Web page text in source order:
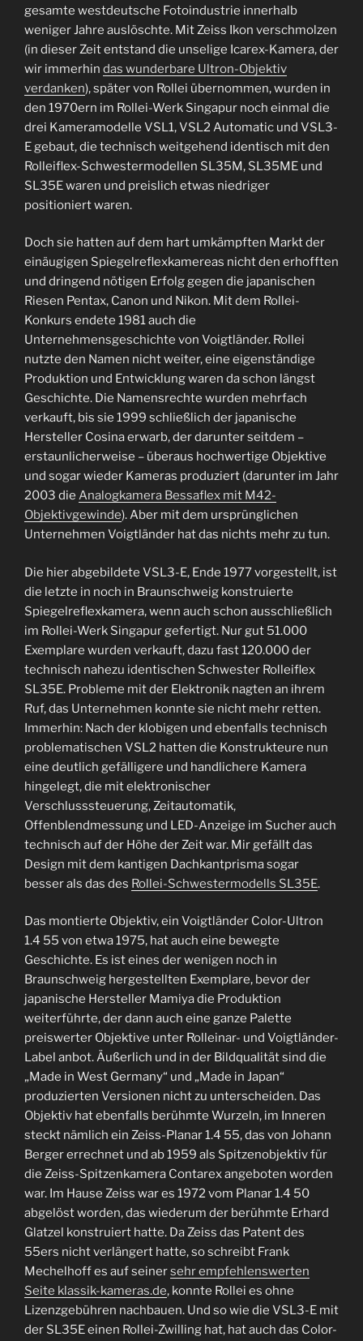
gesamte westdeutsche Fotoindustrie innerhalb
weniger Jahre auslöschte. Mit Zeiss Ikon verschmolzen
(in dieser Zeit entstand die unselige Icarex-Kamera, der
wir immerhin das wunderbare Ultron-Objektiv
verdanken), später von Rollei übernommen, wurden in
den 1970ern im Rollei-Werk Singapur noch einmal die
drei Kameramodelle VSL1, VSL2 Automatic und VSL3-
E gebaut, die technisch weitgehend identisch mit den
Rolleiflex-Schwestermodellen SL35M, SL35ME und
SL35E waren und preislich etwas niedriger
positioniert waren.
Doch sie hatten auf dem hart umkämpften Markt der
einäugigen Spiegelreflexkamereas nicht den erhofften
und dringend nötigen Erfolg gegen die japanischen
Riesen Pentax, Canon und Nikon. Mit dem Rollei-
Konkurs endete 1981 auch die
Unternehmensgeschichte von Voigtländer. Rollei
nutzte den Namen nicht weiter, eine eigenständige
Produktion und Entwicklung waren da schon längst
Geschichte. Die Namensrechte wurden mehrfach
verkauft, bis sie 1999 schließlich der japanische
Hersteller Cosina erwarb, der darunter seitdem –
erstaunlicherweise – überaus hochwertige Objektive
und sogar wieder Kameras produziert (darunter im Jahr
2003 die Analogkamera Bessaflex mit M42-
Objektivgewinde). Aber mit dem ursprünglichen
Unternehmen Voigtländer hat das nichts mehr zu tun.
Die hier abgebildete VSL3-E, Ende 1977 vorgestellt, ist
die letzte in noch in Braunschweig konstruierte
Spiegelreflexkamera, wenn auch schon ausschließlich
im Rollei-Werk Singapur gefertigt. Nur gut 51.000
Exemplare wurden verkauft, dazu fast 120.000 der
technisch nahezu identischen Schwester Rolleiflex
SL35E. Probleme mit der Elektronik nagten an ihrem
Ruf, das Unternehmen konnte sie nicht mehr retten.
Immerhin: Nach der klobigen und ebenfalls technisch
problematischen VSL2 hatten die Konstrukteure nun
eine deutlich gefälligere und handlichere Kamera
hingelegt, die mit elektronischer
Verschlusssteuerung, Zeitautomatik,
Offenblendmessung und LED-Anzeige im Sucher auch
technisch auf der Höhe der Zeit war. Mir gefällt das
Design mit dem kantigen Dachkantprisma sogar
besser als das des Rollei-Schwestermodells SL35E.
Das montierte Objektiv, ein Voigtländer Color-Ultron
1.4 55 von etwa 1975, hat auch eine bewegte
Geschichte. Es ist eines der wenigen noch in
Braunschweig hergestellten Exemplare, bevor der
japanische Hersteller Mamiya die Produktion
weiterführte, der dann auch eine ganze Palette
preiswerter Objektive unter Rolleinar- und Voigtländer-
Label anbot. Äußerlich und in der Bildqualität sind die
„Made in West Germany“ und „Made in Japan“
produzierten Versionen nicht zu unterscheiden. Das
Objektiv hat ebenfalls berühmte Wurzeln, im Inneren
steckt nämlich ein Zeiss-Planar 1.4 55, das von Johann
Berger errechnet und ab 1959 als Spitzenobjektiv für
die Zeiss-Spitzenkamera Contarex angeboten worden
war. Im Hause Zeiss war es 1972 vom Planar 1.4 50
abgelöst worden, das wiederum der berühmte Erhard
Glatzel konstruiert hatte. Da Zeiss das Patent des
55ers nicht verlängert hatte, so schreibt Frank
Mechelhoff es auf seinersehr empfehlenswerten
Seite klassik-kameras.de, konnte Rollei es ohne
Lizenzgebühren nachbauen. Und so wie die VSL3-E mit
der SL35E einen Rollei-Zwilling hat, hat auch das Color-